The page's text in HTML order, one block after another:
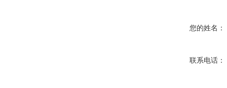
您的姓名：
联系电话：